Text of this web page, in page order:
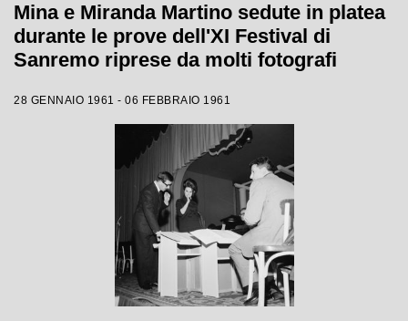
Mina e Miranda Martino sedute in platea
durante le prove dell'XI Festival di
Sanremo riprese da molti fotografi
28 GENNAIO 1961 - 06 FEBBRAIO 1961